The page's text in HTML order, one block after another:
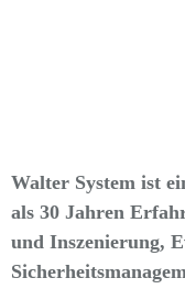
Walter System ist
als 30 Jahren
und Inszenierung,